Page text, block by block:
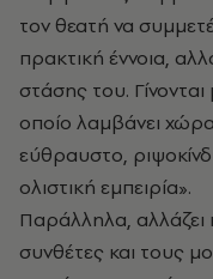
τον θεατή να
πρακτική έννοια,
στάσης του.
οποίο λαμβάνει χώρα
εύθραυστο,
ολιστική εμπειρία».
Παράλληλα, αλλάζει
συνθέτες και τους